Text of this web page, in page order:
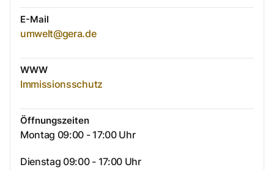
E-Mail
umwelt@gera.de
WWW
Immissionsschutz
Öffnungszeiten
Montag 09:00 - 17:00 Uhr
Dienstag 09:00 - 17:00 Uhr